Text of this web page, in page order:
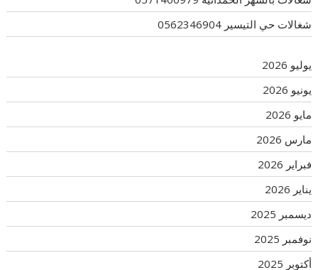
شغالات حي التيسير 0562346904
يوليو 2026
يونيو 2026
مايو 2026
مارس 2026
فبراير 2026
يناير 2026
ديسمبر 2025
نوفمبر 2025
أكتوبر 2025